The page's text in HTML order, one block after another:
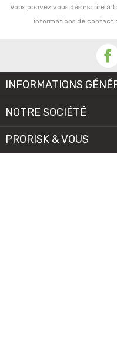
Vous pouvez vous désinscrire à
informations de contact
INFORMATIONS
NOTRE SOCIÉTÉ
PRORISK & VOUS